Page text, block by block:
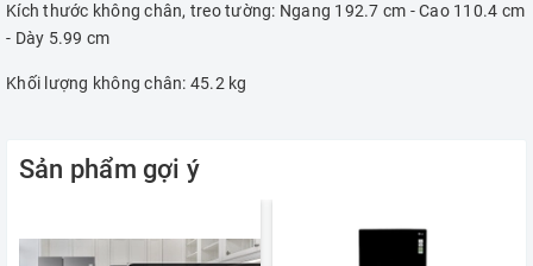
Kích thước không chân, treo tường: Ngang 192.7 cm - Cao 110.4 cm
- Dày 5.99 cm
Khối lượng không chân: 45.2 kg
Sản phẩm gợi ý